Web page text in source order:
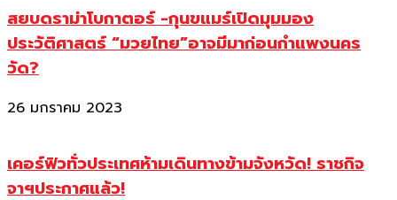
สยบดราม่าโบกาตอร์ -กุนขแมร์เปิดมุมมอง
ประวัติศาสตร์ “มวยไทย”อาจมีมาก่อนกำแพงนคร
วัด?
26 มกราคม 2023
เคอร์ฟิวทั่วประเทศห้ามเดินทางข้ามจังหวัด! ราชกิจ
จาฯประกาศแล้ว!